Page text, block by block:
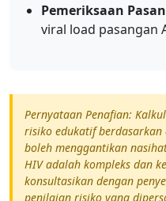
Pemeriksaan
viral load pasangan
Pernyataan Penafian:
risiko edukatif
boleh menggantikan
HIV adalah kompleks dan
konsultasikan dengan
penilaian risiko yang